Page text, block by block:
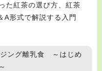
た紅茶の選び方、紅茶
A形式で解説する入門
ング離乳食 ～はじめ